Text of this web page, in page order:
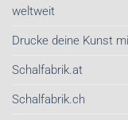
weltweit
Drucke deine Kunst
Schalfabrik.at
Schalfabrik.ch